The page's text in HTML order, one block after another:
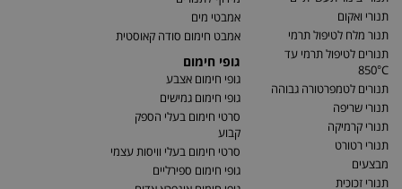
תנורי ואקום
תנור מלח לטיפול תרמי
תנורים לטיפול תרמי עד
850°C
תנורים לטמפרטורה גבוהה
תנורי שריפה
תנורי קרמיקה
תנורי רטורט
מבצעים
תנורי זכוכית
אמבטי מים
אמבט חימום סודה קאוסטית
גופי חימום
גופי חימום אצבע
גופי חימום גמישים
סרטי חימום בעלי הספק
קבוע
סרטי חימום בעלי וויסות עצמי
גופי חימום ספירליים